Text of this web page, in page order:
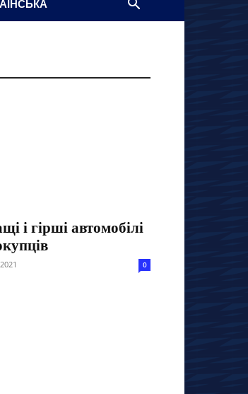
і гірші автомобілі
0